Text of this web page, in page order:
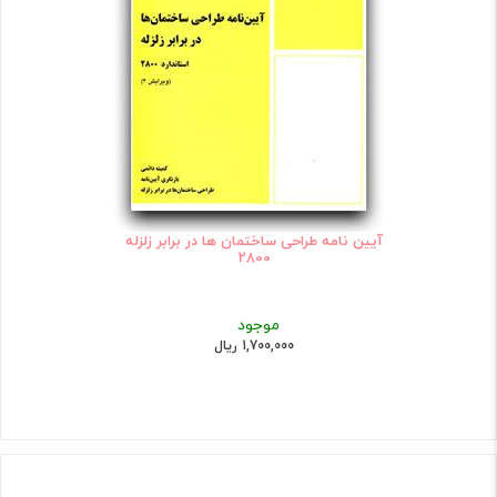
آیین نامه طراحی ساختمان ها در برابر زلزله
2800
موجود
1,700,000 ریال